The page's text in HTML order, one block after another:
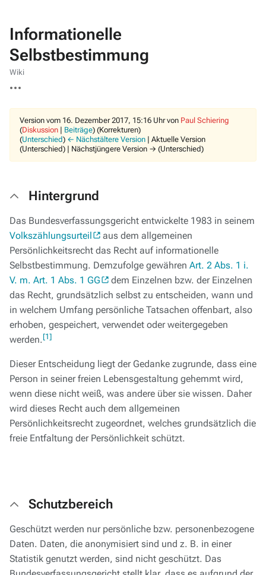
Informationelle
Selbstbestimmung
Wiki
Aktionen
Version vom 16. Dezember 2017, 15:16 Uhr von Paul Schiering
(Diskussion | Beiträge) (Korrekturen)
(Unterschied) ← Nächstältere Version | Aktuelle Version
(Unterschied) | Nächstjüngere Version → (Unterschied)
Hintergrund
Das Bundesverfassungsgericht entwickelte 1983 in seinem
Volkszählungsurteil
aus dem allgemeinen
Persönlichkeitsrecht das Recht auf informationelle
Selbstbestimmung. Demzufolge gewähren Art. 2 Abs. 1 i.
V. m. Art. 1 Abs. 1 GG
dem Einzelnen bzw. der Einzelnen
das Recht, grundsätzlich selbst zu entscheiden, wann und
in welchem Umfang persönliche Tatsachen offenbart, also
erhoben, gespeichert, verwendet oder weitergegeben
werden.[1]
Dieser Entscheidung liegt der Gedanke zugrunde, dass eine
Person in seiner freien Lebensgestaltung gehemmt wird,
wenn diese nicht weiß, was andere über sie wissen. Daher
wird dieses Recht auch dem allgemeinen
Persönlichkeitsrecht zugeordnet, welches grundsätzlich die
freie Entfaltung der Persönlichkeit schützt.
Schutzbereich
Geschützt werden nur persönliche bzw. personenbezogene
Daten. Daten, die anonymisiert sind und z. B. in einer
Statistik genutzt werden, sind nicht geschützt. Das